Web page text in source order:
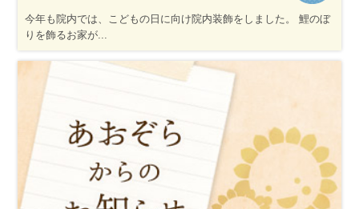
今年も院内では、こどもの日に向け院内装飾をしました。 鯉のぼ
りを飾るお家が...